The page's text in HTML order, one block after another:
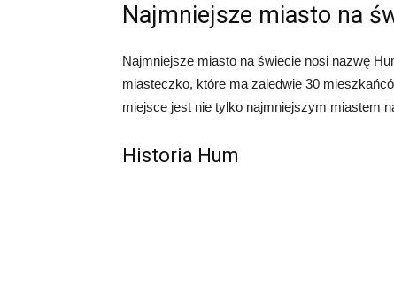
Najmniejsze miasto na
Najmniejsze miasto na świecie nosi nazwę
miasteczko, które ma zaledwie 30
miejsce jest nie tylko najmniejszym miastem
Historia Hum